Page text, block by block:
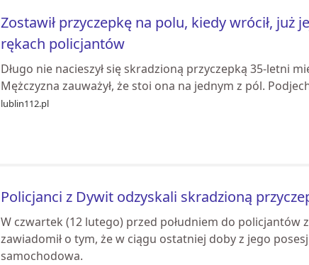
Zostawił przyczepkę na polu, kiedy wrócił, już
rękach policjantów
Długo nie nacieszył się skradzioną przyczepką 35-letni
Mężczyzna zauważył, że stoi ona na jednym z pól.
lublin112.pl
Policjanci z Dywit odzyskali skradzioną
W czwartek (12 lutego) przed południem do policjantów
zawiadomił o tym, że w ciągu ostatniej doby z jego
samochodowa.